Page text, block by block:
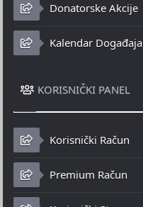
Donatorske Akcije
Kalendar Događaja
KORISNIČKI PANEL
Korisnički Račun
Premium Račun